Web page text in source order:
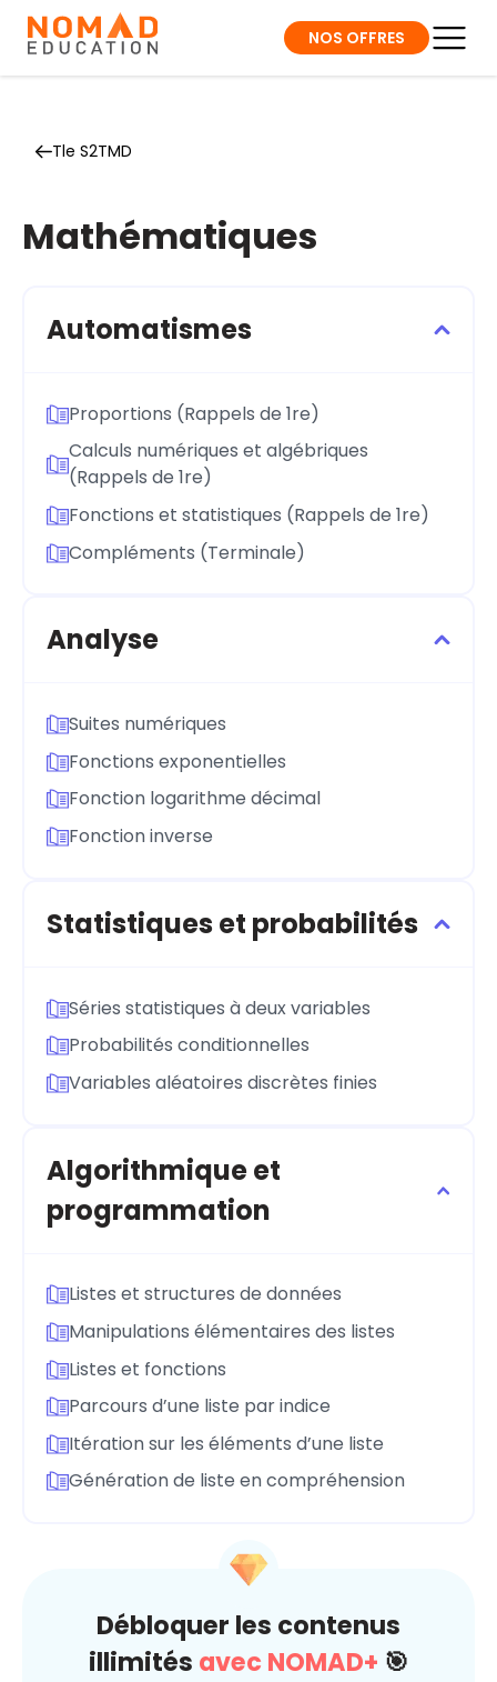
NOS OFFRES
Tle S2TMD
Mathématiques
Automatismes
Proportions (Rappels de 1re)
Calculs numériques et algébriques
(Rappels de 1re)
Fonctions et statistiques (Rappels de 1re)
Compléments (Terminale)
Analyse
Suites numériques
Fonctions exponentielles
Fonction logarithme décimal
Fonction inverse
Statistiques et probabilités
Séries statistiques à deux variables
Probabilités conditionnelles
Variables aléatoires discrètes finies
Algorithmique et
programmation
Listes et structures de données
Manipulations élémentaires des listes
Listes et fonctions
Parcours d’une liste par indice
Itération sur les éléments d’une liste
Génération de liste en compréhension
Débloquer les contenus
illimités avec NOMAD+ 🎯